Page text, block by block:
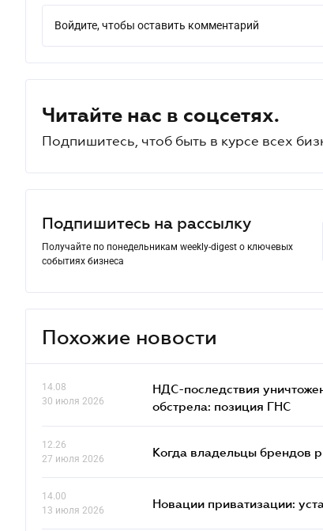
Войдите, чтобы оставить комментарий
Читайте нас в соцсетях.
Подпишитесь, чтоб быть в курсе всех
Подпишитесь на рассылку
Получайте по понедельникам weekly-digest о ключевых
событиях бизнеса
Похожие новости
14.08
30 июля 2026
НДС-последствия
обстрела: позиция ГНС
12.26
27 июля 2026
Когда владельцы брендов
14.00
13 июля 2026
Новации приватизации: